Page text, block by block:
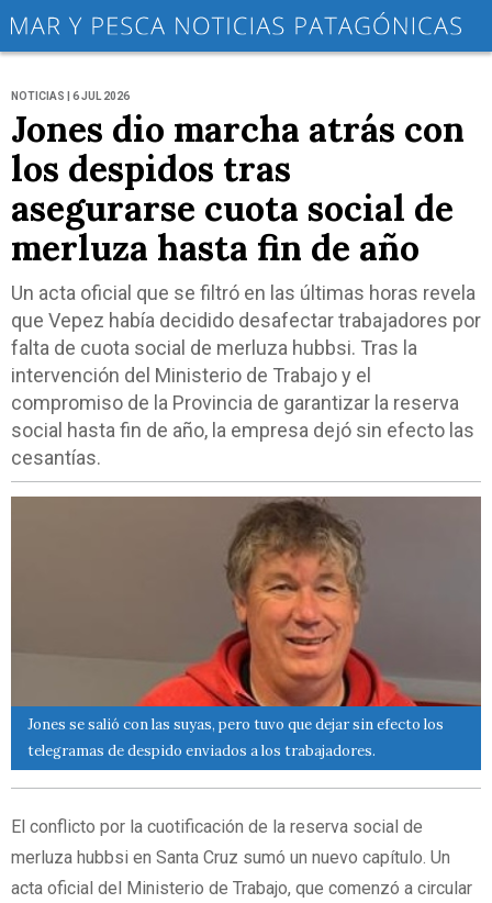
NOTICIAS | 6 JUL 2026
Jones dio marcha atrás con
los despidos tras
asegurarse cuota social de
merluza hasta fin de año
Un acta oficial que se filtró en las últimas horas revela
que Vepez había decidido desafectar trabajadores por
falta de cuota social de merluza hubbsi. Tras la
intervención del Ministerio de Trabajo y el
compromiso de la Provincia de garantizar la reserva
social hasta fin de año, la empresa dejó sin efecto las
cesantías.
Jones se salió con las suyas, pero tuvo que dejar sin efecto los
telegramas de despido enviados a los trabajadores.
El conflicto por la cuotificación de la reserva social de
merluza hubbsi en Santa Cruz sumó un nuevo capítulo. Un
acta oficial del Ministerio de Trabajo, que comenzó a circular